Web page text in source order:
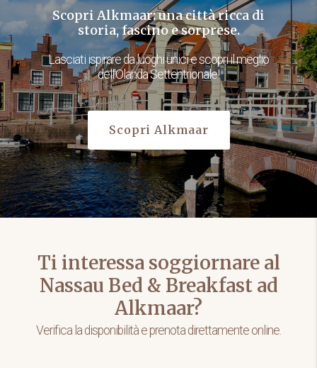
Scopri Alkmaar: una città ricca di
storia, fascino e sorprese.
Lasciati ispirare da luoghi unici e scopri il meglio
dell'Olanda Settentrionale!
Scopri Alkmaar
Ti interessa soggiornare al
Nassau Bed & Breakfast ad
Alkmaar?
Verifica la disponibilità e prenota direttamente online.